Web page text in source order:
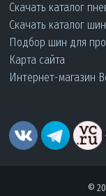
Скачать каталог
Скачать каталог
Подбор шин для
Карта сайта
Интернет-магазин
©